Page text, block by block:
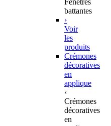
battantes
›
Voir
les
produits
Crémones
décoratives
en
applique
‹
Crémones
décoratives
en